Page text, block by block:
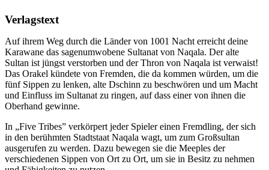
Verlagstext
Auf ihrem Weg durch die Länder von 1001 Nacht erreicht deine
Karawane das sagenumwobene Sultanat von Naqala. Der alte
Sultan ist jüngst verstorben und der Thron von Naqala ist verwaist!
Das Orakel kündete von Fremden, die da kommen würden, um die
fünf Sippen zu lenken, alte Dschinn zu beschwören und um Macht
und Einfluss im Sultanat zu ringen, auf dass einer von ihnen die
Oberhand gewinne.
In „Five Tribes” verkörpert jeder Spieler einen Fremdling, der sich
in den berühmten Stadtstaat Naqala wagt, um zum Großsultan
ausgerufen zu werden. Dazu bewegen sie die Meeples der
verschiedenen Sippen von Ort zu Ort, um sie in Besitz zu nehmen